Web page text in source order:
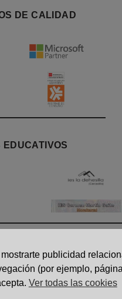
DE CALIDAD
EDUCATIVOS
Madrid 28290|
de Software, Consultoría e
publicidad
(por ejemplo,
Ver todas las cookies